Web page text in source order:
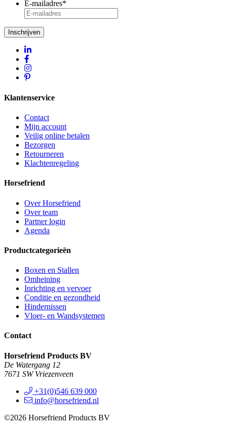
E-mailadres*
Inschrijven
Klantenservice
Contact
Mijn account
Veilig online betalen
Bezorgen
Retourneren
Klachtenregeling
Horsefriend
Over Horsefriend
Over team
Partner login
Agenda
Productcategorieën
Boxen en Stallen
Omheining
Inrichting en vervoer
Conditie en gezondheid
Hindernissen
Vloer- en Wandsystemen
Contact
Horsefriend Products BV
De Watergang 12
7671 SW Vriezenveen
+31(0)546 639 000
info@horsefriend.nl
©2026 Horsefriend Products BV